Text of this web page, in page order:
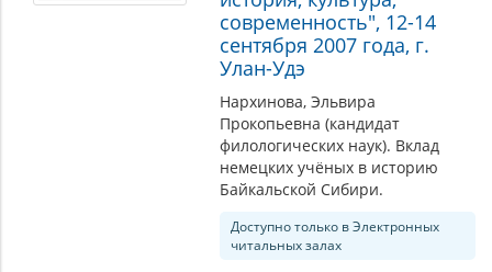
современность", 12-14
сентября 2007 года, г.
Улан-Удэ
Нархинова, Эльвира
Прокопьевна (кандидат
филологических наук). Вклад
немецких учёных в историю
Байкальской Сибири.
Доступно только в Электронных
читальных залах